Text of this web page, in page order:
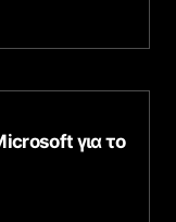
για το